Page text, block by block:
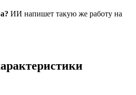
ИИ напишет такую же работу на